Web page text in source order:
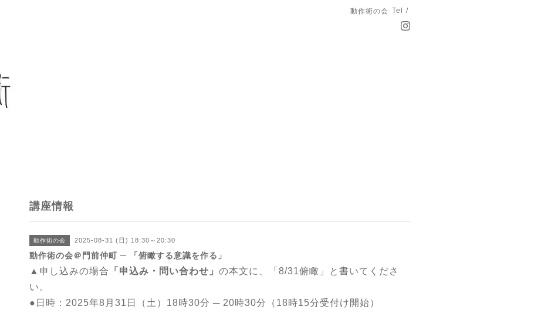
動作術の会 Tel /
講座情報
動作術の会 2025-08-31 (日) 18:30～20:30
動作術の会＠門前仲町 ─ 「俯瞰する意識を作る」
▲申し込みの場合 「申込み・問い合わせ」 の本文に、「8/31俯瞰」と書いてくださ
い。
●日時：2025年8月31日（土）18時30分 ─ 20時30分（18時15分受付け開始）